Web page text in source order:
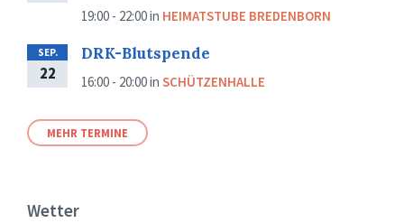
19:00 - 22:00in HEIMATSTUBE BREDENBORN
SEP.
22
DRK-Blutspende
16:00 - 20:00in SCHÜTZENHALLE
MEHR TERMINE
Wetter